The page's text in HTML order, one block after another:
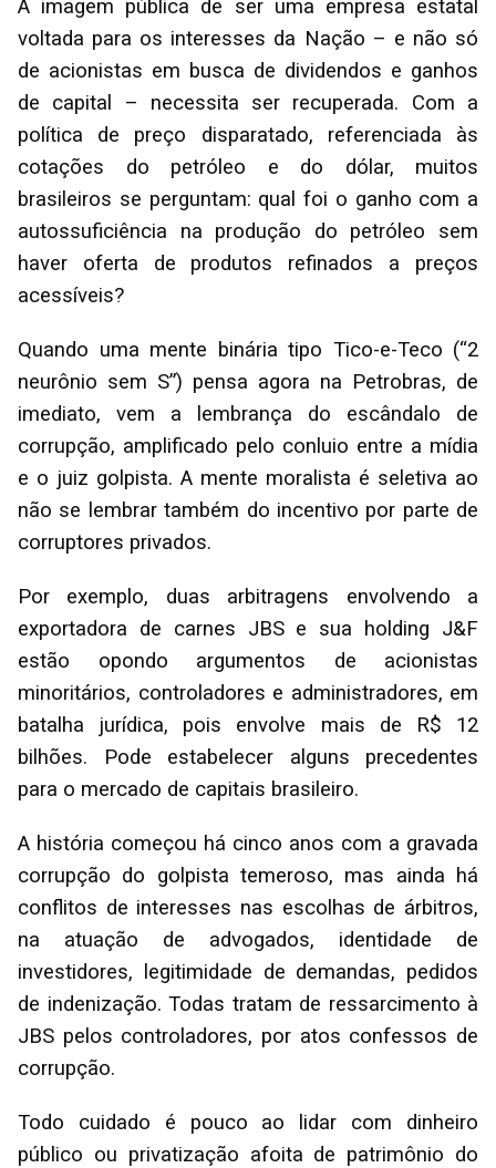
A imagem pública de ser uma empresa estatal
voltada para os interesses da Nação – e não só
de acionistas em busca de dividendos e ganhos
de capital – necessita ser recuperada. Com a
política de preço disparatado, referenciada às
cotações do petróleo e do dólar, muitos
brasileiros se perguntam: qual foi o ganho com a
autossuficiência na produção do petróleo sem
haver oferta de produtos refinados a preços
acessíveis?
Quando uma mente binária tipo Tico-e-Teco (“2
neurônio sem S”) pensa agora na Petrobras, de
imediato, vem a lembrança do escândalo de
corrupção, amplificado pelo conluio entre a mídia
e o juiz golpista. A mente moralista é seletiva ao
não se lembrar também do incentivo por parte de
corruptores privados.
Por exemplo, duas arbitragens envolvendo a
exportadora de carnes JBS e sua holding J&F
estão opondo argumentos de acionistas
minoritários, controladores e administradores, em
batalha jurídica, pois envolve mais de R$ 12
bilhões. Pode estabelecer alguns precedentes
para o mercado de capitais brasileiro.
A história começou há cinco anos com a gravada
corrupção do golpista temeroso, mas ainda há
conflitos de interesses nas escolhas de árbitros,
na atuação de advogados, identidade de
investidores, legitimidade de demandas, pedidos
de indenização. Todas tratam de ressarcimento à
JBS pelos controladores, por atos confessos de
corrupção.
Todo cuidado é pouco ao lidar com dinheiro
público ou privatização afoita de patrimônio do